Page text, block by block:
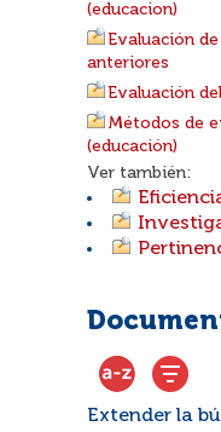
(educacion)
Evaluación
anteriores
Evaluación
Métodos de
(educación)
Ver también:
Extender la